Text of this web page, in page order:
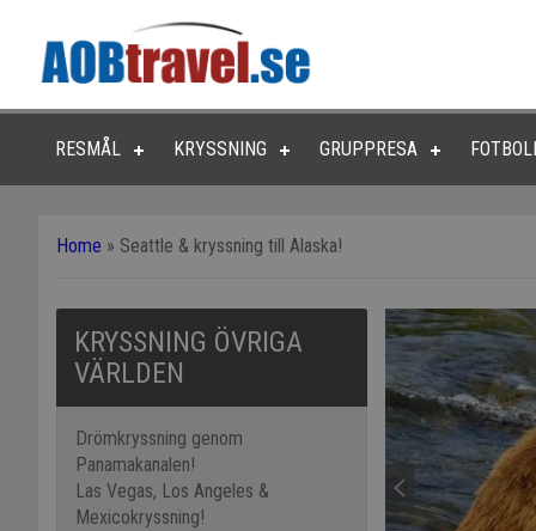
RESMÅL KRYSSNING GRUPPRESA
Home » Seattle & kryssning till Alaska!
KRYSSNING ÖVRIGA
VÄRLDEN
Drömkryssning genom
Panamakanalen!
Las Vegas, Los Angeles &
Mexicokryssning!